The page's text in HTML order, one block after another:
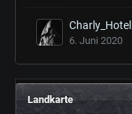
Charly_Hotel
6. Juni 2020
Landkarte